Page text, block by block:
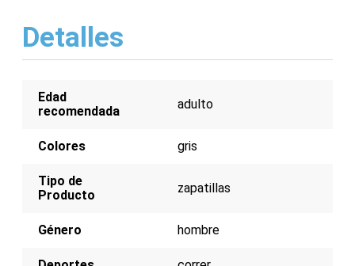
Detalles
Edad
recomendada
adulto
Colores gris
Tipo de
Producto
zapatillas
Género hombre